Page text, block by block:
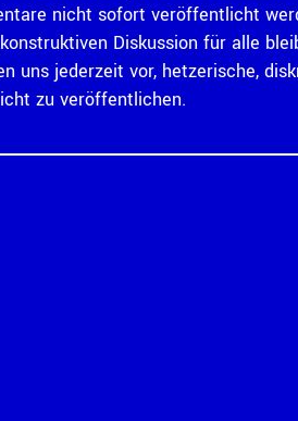
nicht sofort veröffentlicht
Diskussion für alle
uns jederzeit vor, hetzerische,
zu veröffentlichen.